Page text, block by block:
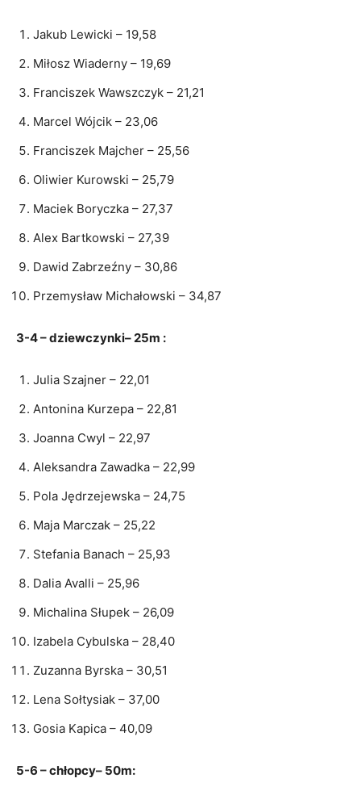
Jakub Lewicki – 19,58
Miłosz Wiaderny – 19,69
Franciszek Wawszczyk – 21,21
Marcel Wójcik – 23,06
Franciszek Majcher – 25,56
Oliwier Kurowski – 25,79
Maciek Boryczka – 27,37
Alex Bartkowski – 27,39
Dawid Zabrzeźny – 30,86
Przemysław Michałowski – 34,87
3-4 – dziewczynki– 25m :
Julia Szajner – 22,01
Antonina Kurzepa – 22,81
Joanna Cwyl – 22,97
Aleksandra Zawadka – 22,99
Pola Jędrzejewska – 24,75
Maja Marczak – 25,22
Stefania Banach – 25,93
Dalia Avalli – 25,96
Michalina Słupek – 26,09
Izabela Cybulska – 28,40
Zuzanna Byrska – 30,51
Lena Sołtysiak – 37,00
Gosia Kapica – 40,09
5-6 – chłopcy– 50m: